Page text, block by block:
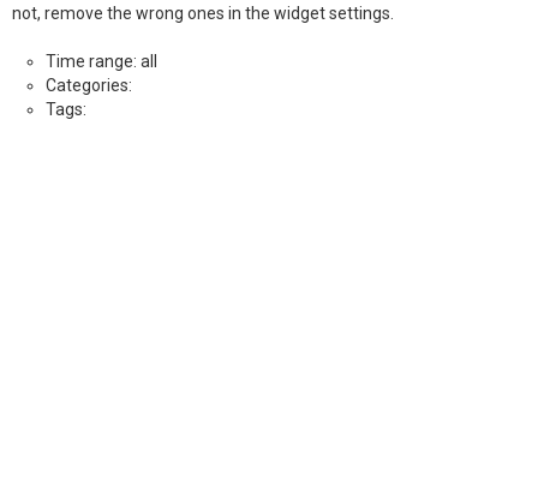
not, remove the wrong ones in the widget settings.
Time range: all
Categories:
Tags: